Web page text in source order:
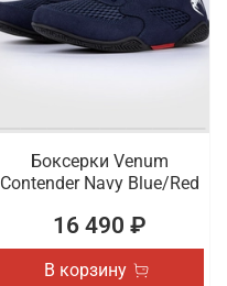
Боксерки Venum
Contender Navy Blue/Red
16 490 ₽
В корзину